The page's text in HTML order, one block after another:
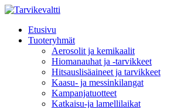
Etusivu
Tuoteryhmät
Aerosolit ja kemikaalit
Hiomanauhat ja -tarvikkeet
Hitsauslisäaineet ja tarvikkeet
Kaasu- ja messinkilangat
Kampanjatuotteet
Katkaisu-ja lamellilaikat